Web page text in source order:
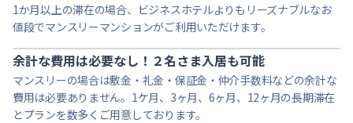
1か月以上の滞在の場合、ビジネスホテルよりもリーズナブルなお
値段でマンスリーマンションがご利用いただけます。
余計な費用は必要なし！２名さま入居も可能
マンスリーの場合は敷金・礼金・保証金・仲介手数料などの余計な
費用は必要ありません。1ケ月、3ヶ月、6ヶ月、12ヶ月の長期滞在
とプランを数多くご用意しております。